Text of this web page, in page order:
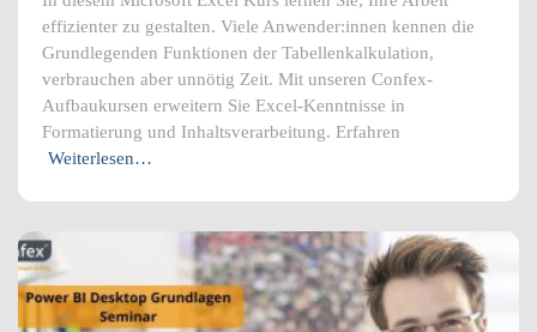
effizienter zu gestalten. Viele Anwender:innen kennen die
Grundlegenden Funktionen der Tabellenkalkulation,
verbrauchen aber unnötig Zeit. Mit unseren Confex-
Aufbaukursen erweitern Sie Excel-Kenntnisse in
Formatierung und Inhaltsverarbeitung. Erfahren
Weiterlesen…